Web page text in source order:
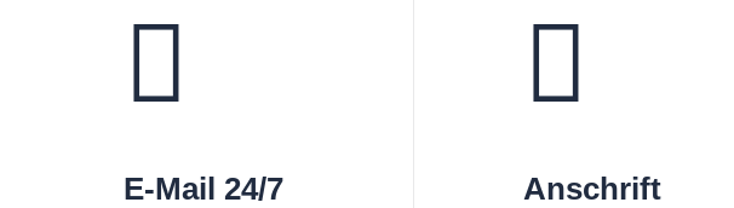
E-Mail 24/7 Anschrift